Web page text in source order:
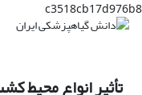
c3518cb17d976b8